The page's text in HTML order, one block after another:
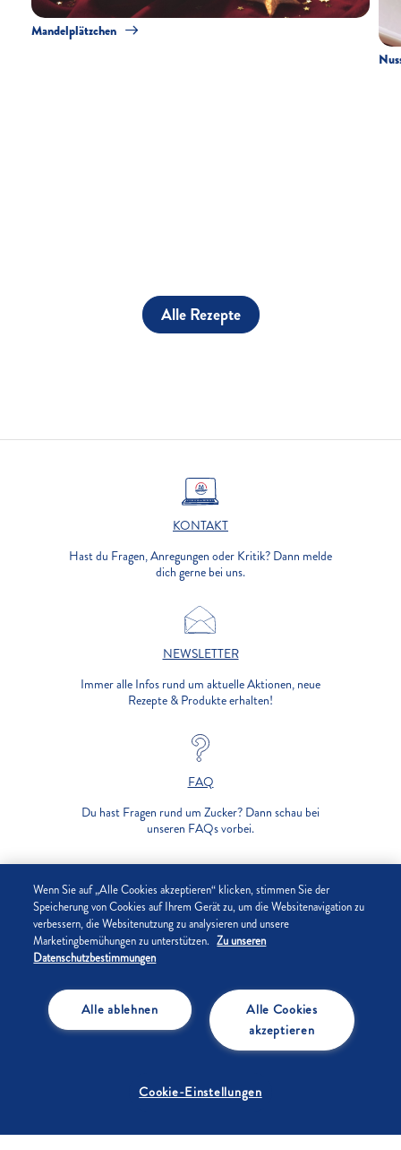
Mandelplätzchen
Alle Rezepte
KONTAKT
Hast du Fragen, Anregungen oder Kritik? Dann melde
dich gerne bei uns.
NEWSLETTER
Immer alle Infos rund um aktuelle Aktionen, neue
Rezepte & Produkte erhalten!
FAQ
Du hast Fragen rund um Zucker? Dann schau bei
unseren FAQs vorbei.
UNTERNEHMEN
DATENSCHUTZ
COOKIE-EINSTELLUNGEN
Wenn Sie auf „Alle Cookies akzeptieren“ klicken, stimmen Sie der
Speicherung von Cookies auf Ihrem Gerät zu, um die Websitenavigation zu
verbessern, die Websitenutzung zu analysieren und unsere
Marketingbemühungen zu unterstützen. Zu unseren
Datenschutzbestimmungen
Alle Cookies
akzeptieren
Alle ablehnen
Cookie-Einstellungen